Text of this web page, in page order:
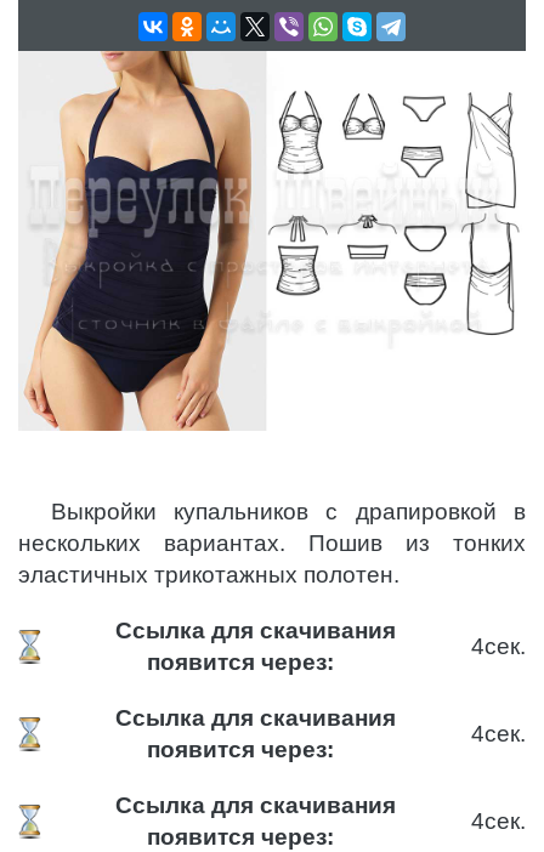
Выкройки купальников с драпировкой в
нескольких вариантах. Пошив из тонких
эластичных трикотажных полотен.
Ссылка для скачивания
появится через:
3сек.
Ссылка для скачивания
появится через:
3сек.
Ссылка для скачивания
появится через:
3сек.